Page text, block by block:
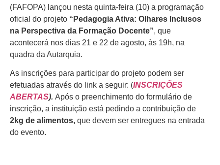
(FAFOPA) lançou nesta quinta-feira (10) a programação
oficial do projeto “Pedagogia Ativa: Olhares Inclusos
na Perspectiva da Formação Docente”, que
acontecerá nos dias 21 e 22 de agosto, às 19h, na
quadra da Autarquia.
As inscrições para participar do projeto podem ser
efetuadas através do link a seguir: (INSCRIÇÕES
ABERTAS). Após o preenchimento do formulário de
inscrição, a instituição está pedindo a contribuição de
2kg de alimentos, que devem ser entregues na entrada
do evento.